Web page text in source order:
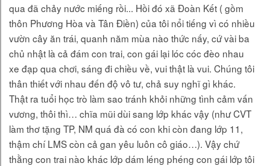
qua đã chảy nước miếng rồi... Hồi đó xã Đoàn Kết ( gồm
thôn Phương Hòa và Tân Điền) của tôi nổi tiếng vì có nhiều
vườn cây ăn trái, quanh năm mùa nào thức nấy, cứ vài ba
chủ nhật là cả đám con trai, con gái lại lóc cóc đèo nhau
xe đạp qua chơi, sáng đi chiều về, vui thật là vui. Chúng tôi
thân thiết với nhau đến độ vô tư, chả suy nghĩ gì khác.
Thật ra tuổi học trò làm sao tránh khỏi những tình cảm vấn
vương, thôi thì… chĩa mũi dùi sang lớp khác vậy (như CVT
làm thơ tặng TP, NM quá đà có con khi còn đang lớp 11,
thậm chí LMS còn cả gan yêu luôn cô giáo…). Vậy chứ
thằng con trai nào khác lớp dám léng phéng con gái lớp tôi